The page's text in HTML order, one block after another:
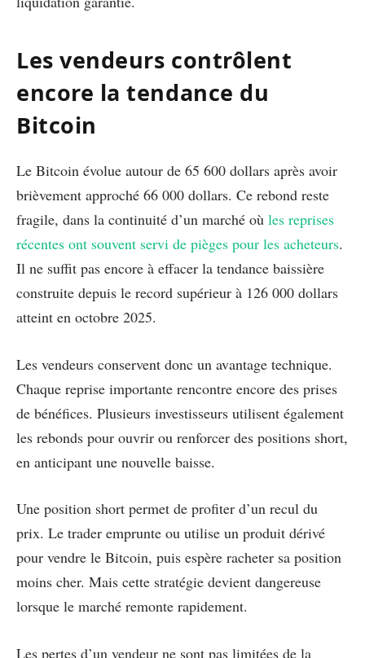
Les vendeurs contrôlent
encore la tendance du
Bitcoin
Le Bitcoin évolue autour de 65 600 dollars après avoir
brièvement approché 66 000 dollars. Ce rebond reste
fragile, dans la continuité d’un marché où les reprises
récentes ont souvent servi de pièges pour les acheteurs.
Il ne suffit pas encore à effacer la tendance baissière
construite depuis le record supérieur à 126 000 dollars
atteint en octobre 2025.
Les vendeurs conservent donc un avantage technique.
Chaque reprise importante rencontre encore des prises
de bénéfices. Plusieurs investisseurs utilisent également
les rebonds pour ouvrir ou renforcer des positions short,
en anticipant une nouvelle baisse.
Une position short permet de profiter d’un recul du
prix. Le trader emprunte ou utilise un produit dérivé
pour vendre le Bitcoin, puis espère racheter sa position
moins cher. Mais cette stratégie devient dangereuse
lorsque le marché remonte rapidement.
Les pertes d’un vendeur ne sont pas limitées de la